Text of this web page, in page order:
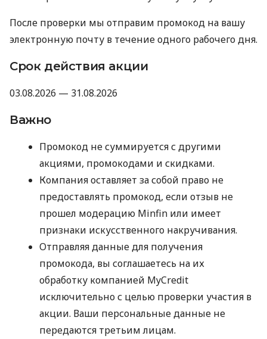
После проверки мы отправим промокод на вашу
электронную почту в течение одного рабочего дня.
Срок действия акции
03.08.2026 — 31.08.2026
Важно
Промокод не суммируется с другими
акциями, промокодами и скидками.
Компания оставляет за собой право не
предоставлять промокод, если отзыв не
прошел модерацию Minfin или имеет
признаки искусственного накручивания.
Отправляя данные для получения
промокода, вы соглашаетесь на их
обработку компанией MyCredit
исключительно с целью проверки участия в
акции. Ваши персональные данные не
передаются третьим лицам.